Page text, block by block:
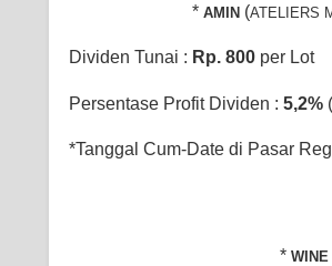
* AMIN(ATELIERS
Dividen Tunai : Rp. 800 per Lot
Persentase Profit Dividen : 5,2%
*Tanggal Cum-Date di Pasar
* WINE